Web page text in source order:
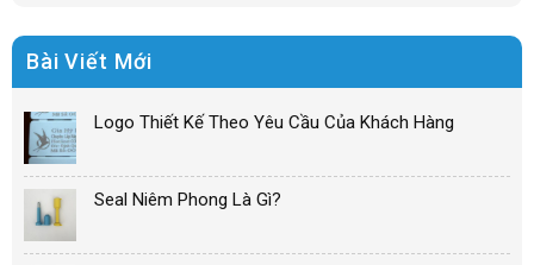
Bài Viết Mới
Logo Thiết Kế Theo Yêu Cầu Của Khách Hàng
Seal Niêm Phong Là Gì?